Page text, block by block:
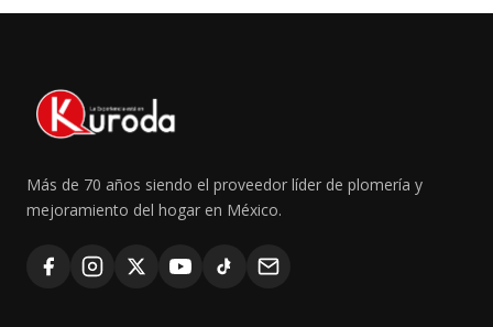
Más de 70 años siendo el proveedor líder de plomería y
mejoramiento del hogar en México.